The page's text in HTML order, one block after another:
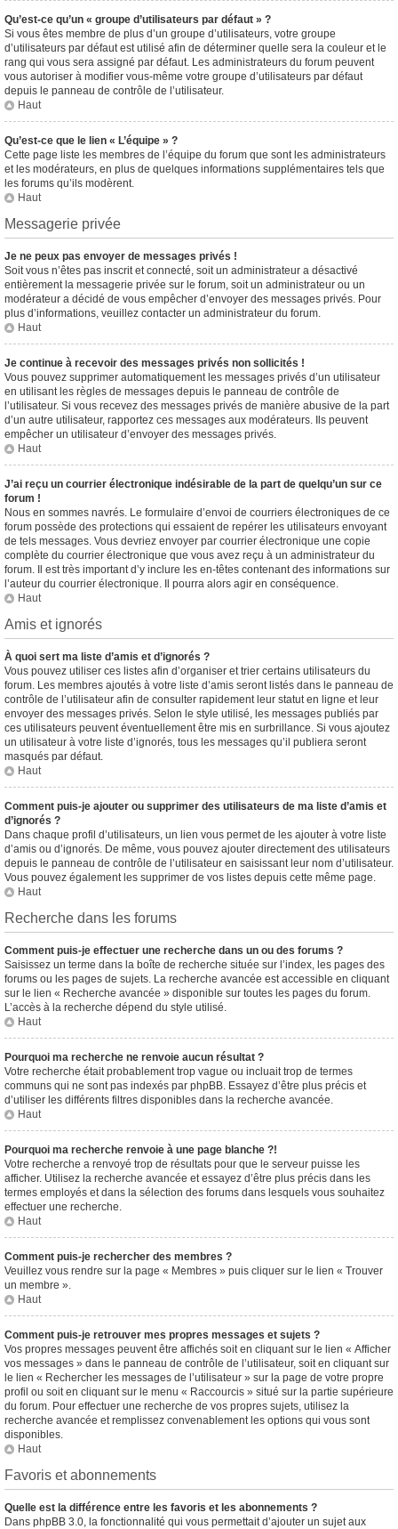
Qu’est-ce qu’un « groupe d’utilisateurs par défaut » ?
Si vous êtes membre de plus d’un groupe d’utilisateurs, votre groupe
d’utilisateurs par défaut est utilisé afin de déterminer quelle sera la couleur et le
rang qui vous sera assigné par défaut. Les administrateurs du forum peuvent
vous autoriser à modifier vous-même votre groupe d’utilisateurs par défaut
depuis le panneau de contrôle de l’utilisateur.
Haut
Qu’est-ce que le lien « L’équipe » ?
Cette page liste les membres de l’équipe du forum que sont les administrateurs
et les modérateurs, en plus de quelques informations supplémentaires tels que
les forums qu’ils modèrent.
Haut
Messagerie privée
Je ne peux pas envoyer de messages privés !
Soit vous n’êtes pas inscrit et connecté, soit un administrateur a désactivé
entièrement la messagerie privée sur le forum, soit un administrateur ou un
modérateur a décidé de vous empêcher d’envoyer des messages privés. Pour
plus d’informations, veuillez contacter un administrateur du forum.
Haut
Je continue à recevoir des messages privés non sollicités !
Vous pouvez supprimer automatiquement les messages privés d’un utilisateur
en utilisant les règles de messages depuis le panneau de contrôle de
l’utilisateur. Si vous recevez des messages privés de manière abusive de la part
d’un autre utilisateur, rapportez ces messages aux modérateurs. Ils peuvent
empêcher un utilisateur d’envoyer des messages privés.
Haut
J’ai reçu un courrier électronique indésirable de la part de quelqu’un sur ce
forum !
Nous en sommes navrés. Le formulaire d’envoi de courriers électroniques de ce
forum possède des protections qui essaient de repérer les utilisateurs envoyant
de tels messages. Vous devriez envoyer par courrier électronique une copie
complète du courrier électronique que vous avez reçu à un administrateur du
forum. Il est très important d’y inclure les en-têtes contenant des informations sur
l’auteur du courrier électronique. Il pourra alors agir en conséquence.
Haut
Amis et ignorés
À quoi sert ma liste d’amis et d’ignorés ?
Vous pouvez utiliser ces listes afin d’organiser et trier certains utilisateurs du
forum. Les membres ajoutés à votre liste d’amis seront listés dans le panneau de
contrôle de l’utilisateur afin de consulter rapidement leur statut en ligne et leur
envoyer des messages privés. Selon le style utilisé, les messages publiés par
ces utilisateurs peuvent éventuellement être mis en surbrillance. Si vous ajoutez
un utilisateur à votre liste d’ignorés, tous les messages qu’il publiera seront
masqués par défaut.
Haut
Comment puis-je ajouter ou supprimer des utilisateurs de ma liste d’amis et
d’ignorés ?
Dans chaque profil d’utilisateurs, un lien vous permet de les ajouter à votre liste
d’amis ou d’ignorés. De même, vous pouvez ajouter directement des utilisateurs
depuis le panneau de contrôle de l’utilisateur en saisissant leur nom d’utilisateur.
Vous pouvez également les supprimer de vos listes depuis cette même page.
Haut
Recherche dans les forums
Comment puis-je effectuer une recherche dans un ou des forums ?
Saisissez un terme dans la boîte de recherche située sur l’index, les pages des
forums ou les pages de sujets. La recherche avancée est accessible en cliquant
sur le lien « Recherche avancée » disponible sur toutes les pages du forum.
L’accès à la recherche dépend du style utilisé.
Haut
Pourquoi ma recherche ne renvoie aucun résultat ?
Votre recherche était probablement trop vague ou incluait trop de termes
communs qui ne sont pas indexés par phpBB. Essayez d’être plus précis et
d’utiliser les différents filtres disponibles dans la recherche avancée.
Haut
Pourquoi ma recherche renvoie à une page blanche ?!
Votre recherche a renvoyé trop de résultats pour que le serveur puisse les
afficher. Utilisez la recherche avancée et essayez d’être plus précis dans les
termes employés et dans la sélection des forums dans lesquels vous souhaitez
effectuer une recherche.
Haut
Comment puis-je rechercher des membres ?
Veuillez vous rendre sur la page « Membres » puis cliquer sur le lien « Trouver
un membre ».
Haut
Comment puis-je retrouver mes propres messages et sujets ?
Vos propres messages peuvent être affichés soit en cliquant sur le lien « Afficher
vos messages » dans le panneau de contrôle de l’utilisateur, soit en cliquant sur
le lien « Rechercher les messages de l’utilisateur » sur la page de votre propre
profil ou soit en cliquant sur le menu « Raccourcis » situé sur la partie supérieure
du forum. Pour effectuer une recherche de vos propres sujets, utilisez la
recherche avancée et remplissez convenablement les options qui vous sont
disponibles.
Haut
Favoris et abonnements
Quelle est la différence entre les favoris et les abonnements ?
Dans phpBB 3.0, la fonctionnalité qui vous permettait d’ajouter un sujet aux